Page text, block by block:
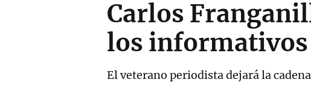
Carlos
los informativos
El veterano periodista dejará la